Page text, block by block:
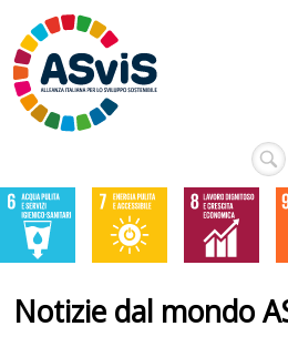
Notizie dal mondo